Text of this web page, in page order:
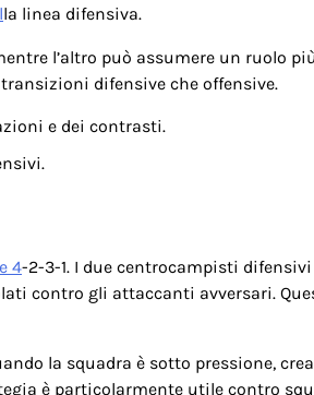
la linea difensiva.
l’altro può assumere un ruolo più
difensive che offensive.
e dei contrasti.
4-2-3-1. I due centrocampisti difensivi
contro gli attaccanti avversari.
la squadra è sotto pressione,
è particolarmente utile contro